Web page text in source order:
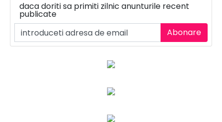
daca doriti sa primiti zilnic anunturile recent
publicate